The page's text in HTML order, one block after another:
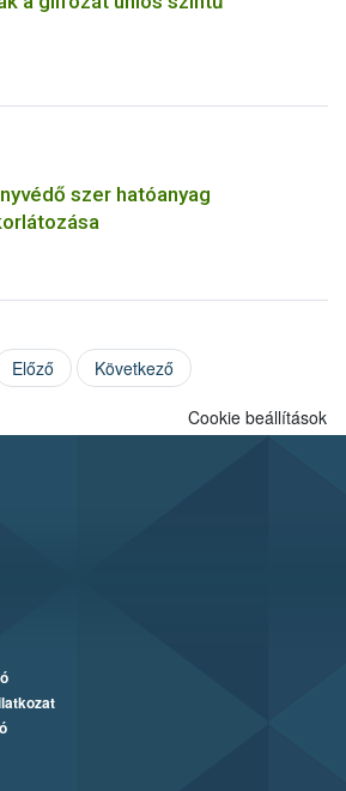
szer hatóanyag
Előző Következő
Cookie beállítások